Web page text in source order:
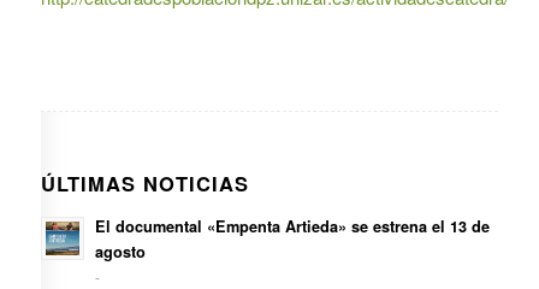
ÚLTIMAS NOTICIAS
El documental «Empenta Artieda» se estrena el 13 de
agosto
-